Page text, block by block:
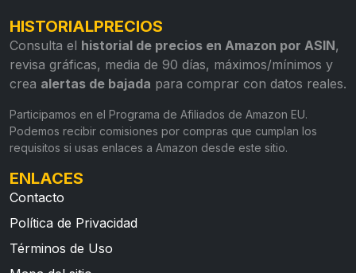
HISTORIALPRECIOS
Consulta el historial de precios en Amazon por ASIN,
revisa gráficas, media de 90 días, máximos/mínimos y
crea alertas de bajada para comprar con datos reales.
Participamos en el Programa de Afiliados de Amazon EU.
Podemos recibir comisiones por compras que cumplan los
requisitos si usas enlaces a Amazon desde este sitio.
ENLACES
Contacto
Política de Privacidad
Términos de Uso